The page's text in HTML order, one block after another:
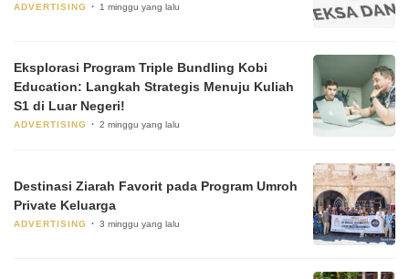
ADVERTISING 1 minggu yang lalu
Eksplorasi Program Triple Bundling Kobi
Education: Langkah Strategis Menuju Kuliah
S1 di Luar Negeri!
ADVERTISING 2 minggu yang lalu
Destinasi Ziarah Favorit pada Program Umroh
Private Keluarga
ADVERTISING 3 minggu yang lalu